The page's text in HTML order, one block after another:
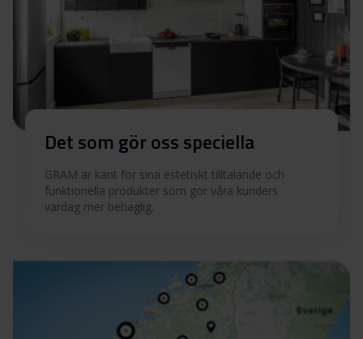
Det som gör oss speciella
GRAM är känt för sina estetiskt tilltalande och
funktionella produkter som gör våra kunders
vardag mer behaglig.